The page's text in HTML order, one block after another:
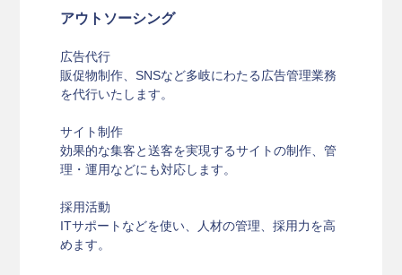
アウトソーシング
広告代行
販促物制作、SNSなど多岐にわたる広告管理業務
を代行いたします。
サイト制作
効果的な集客と送客を実現するサイトの制作、管
理・運用などにも対応します。
採用活動
ITサポートなどを使い、人材の管理、採用力を高
めます。